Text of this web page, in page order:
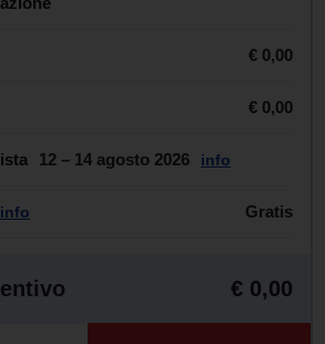
€ 0,00
€ 0,00
12 – 14 agosto 2026 info
info Gratis
€ 0,00